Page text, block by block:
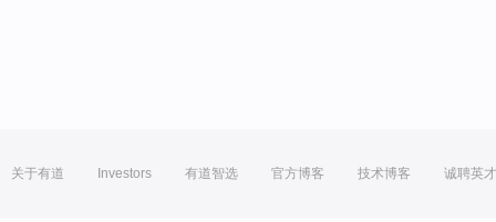
关于有道 Investors 有道智选 官方博客 技术博客 诚聘英才